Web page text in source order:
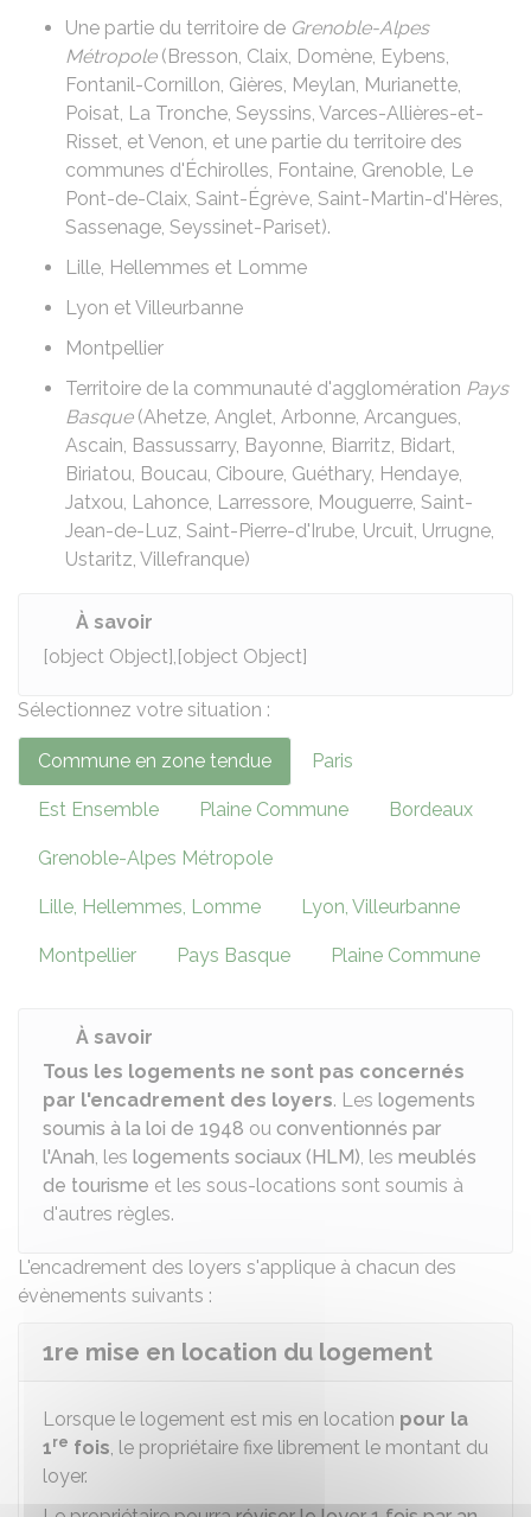
Une partie du territoire de Grenoble-Alpes
Métropole(Bresson, Claix, Domène, Eybens,
Fontanil-Cornillon, Gières, Meylan, Murianette,
Poisat, La Tronche, Seyssins, Varces-Allières-et-
Risset, et Venon, et une partie du territoire des
communes d'Échirolles, Fontaine, Grenoble, Le
Pont-de-Claix, Saint-Égrève, Saint-Martin-d'Hères,
Sassenage, Seyssinet-Pariset).
Lille, Hellemmes et Lomme
Lyon et Villeurbanne
Montpellier
Territoire de la communauté d'agglomération Pays
Basque(Ahetze, Anglet, Arbonne, Arcangues,
Ascain, Bassussarry, Bayonne, Biarritz, Bidart,
Biriatou, Boucau, Ciboure, Guéthary, Hendaye,
Jatxou, Lahonce, Larressore, Mouguerre, Saint-
Jean-de-Luz, Saint-Pierre-d'Irube, Urcuit, Urrugne,
Ustaritz, Villefranque)
À savoir
[object Object],[object Object]
Sélectionnez votre situation :
Commune en zone tendue Paris
Est Ensemble Plaine Commune Bordeaux
Grenoble-Alpes Métropole
Lille, Hellemmes, Lomme Lyon, Villeurbanne
Montpellier Pays Basque Plaine Commune
À savoir
Tous les logements ne sont pas concernés
par l'encadrement des loyers. Les logements
soumis à la loi de 1948 ou conventionnés par
l'Anah, les logements sociaux (HLM), les meublés
de tourisme et les sous-locations sont soumis à
d'autres règles.
L'encadrement des loyers s'applique à chacun des
évènements suivants :
1re mise en location du logement
Lorsque le logement est mis en location pour la
1re fois, le propriétaire fixe librement le montant du
loyer.